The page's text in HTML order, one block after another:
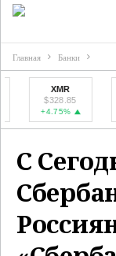
Главная Банки
$328.85
+4.75%
С